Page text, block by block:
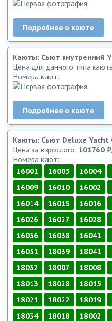
Подробнее о каюте
Каюты: Сьют внутренний
Цена для данного типа
Номера кают:
Подробнее о каюте
Каюты: Сьют Deluxe Yacht
Цена за взрослого: 101760
Номера кают:
16001
16003 16004
16009
16010 16002
16014
16015 16016
16026
16027 16028
16036
16038 16041
16051
18039 18041
18032
18007 18008
18013
18028 18015
18021
18022 18019
18034
18018 18002